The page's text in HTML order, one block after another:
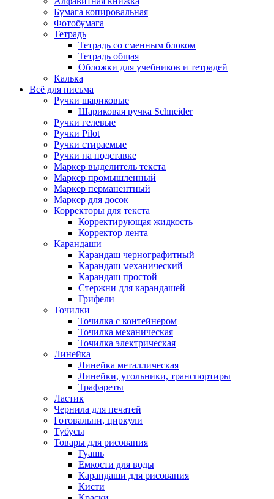
Бумага копировальная
Фотобумага
Тетрадь
Тетрадь со сменным блоком
Тетрадь общая
Обложки для учебников и тетрадей
Калька
Всё для письма
Ручки шариковые
Шариковая ручка Schneider
Ручки гелевые
Ручки Pilot
Ручки стираемые
Ручки на подставке
Маркер выделитель текста
Маркер промышленный
Маркер перманентный
Маркер для досок
Корректоры для текста
Корректирующая жидкость
Корректор лента
Карандаши
Карандаш чернографитный
Карандаш механический
Карандаш простой
Стержни для карандашей
Грифели
Точилки
Точилка с контейнером
Точилка механическая
Точилка электрическая
Линейка
Линейка металлическая
Линейки, угольники, транспортиры
Трафареты
Ластик
Чернила для печатей
Готовальни, циркули
Тубусы
Товары для рисования
Гуашь
Емкости для воды
Карандаши для рисования
Кисти